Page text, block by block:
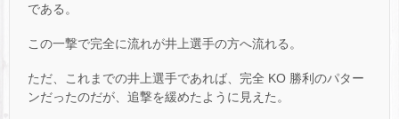
である。
この一撃で完全に流れが井上選手の方へ流れる。
ただ、これまでの井上選手であれば、完全 KO 勝利のパター
ンだったのだが、追撃を緩めたように見えた。